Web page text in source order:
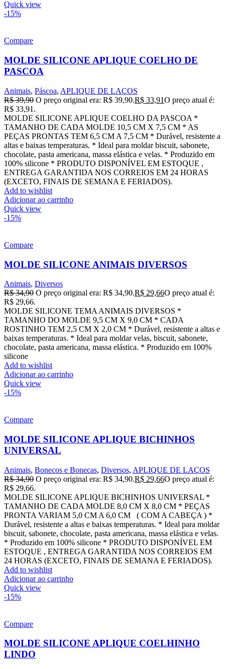
Quick view
-15%
Compare
MOLDE SILICONE APLIQUE COELHO DE
PASCOA
Animais, Páscoa, APLIQUE DE LAÇOS
R$39,90 O preço original era: R$ 39,90.R$ 33,91O preço atual é:
R$ 33,91.
MOLDE SILICONE APLIQUE COELHO DA PASCOA *
TAMANHO DE CADA MOLDE 10,5 CM X 7,5 CM * AS
PEÇAS PRONTAS TEM 6,5 CM A 7,5 CM * Durável, resistente a
altas e baixas temperaturas. * Ideal para moldar biscuit, sabonete,
chocolate, pasta americana, massa elástica e velas. * Produzido em
100% silicone * PRODUTO DISPONÍVEL EM ESTOQUE ,
ENTREGA GARANTIDA NOS CORREIOS EM 24 HORAS
(EXCETO, FINAIS DE SEMANA E FERIADOS).
Add to wishlist
Adicionar ao carrinho
Quick view
-15%
Compare
MOLDE SILICONE ANIMAIS DIVERSOS
Animais, Diversos
R$34,90 O preço original era: R$ 34,90.R$ 29,66O preço atual é:
R$ 29,66.
MOLDE SILICONE TEMA ANIMAIS DIVERSOS *
TAMANHO DO MOLDE 9,5 CM X 9,0 CM * CADA
ROSTINHO TEM 2,5 CM X 2,0 CM * Durável, resistente a altas e
baixas temperaturas. * Ideal para moldar velas, biscuit, sabonete,
chocolate, pasta americana, massa elástica. * Produzido em 100%
silicone
Add to wishlist
Adicionar ao carrinho
Quick view
-15%
Compare
MOLDE SILICONE APLIQUE BICHINHOS
UNIVERSAL
Animais, Bonecos e Bonecas, Diversos, APLIQUE DE LAÇOS
R$34,90 O preço original era: R$ 34,90.R$ 29,66O preço atual é:
R$ 29,66.
MOLDE SILICONE APLIQUE BICHINHOS UNIVERSAL *
TAMANHO DE CADA MOLDE 8,0 CM X 8,0 CM * PEÇAS
PRONTA VARIAM 5,0 CM A 6,0 CM ( COM A CABEÇA ) *
Durável, resistente a altas e baixas temperaturas. * Ideal para moldar
biscuit, sabonete, chocolate, pasta americana, massa elástica e velas.
* Produzido em 100% silicone * PRODUTO DISPONÍVEL EM
ESTOQUE , ENTREGA GARANTIDA NOS CORREIOS EM
24 HORAS (EXCETO, FINAIS DE SEMANA E FERIADOS).
Add to wishlist
Adicionar ao carrinho
Quick view
-15%
Compare
MOLDE SILICONE APLIQUE COELHINHO
LINDO